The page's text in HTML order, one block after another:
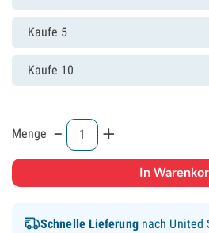
Kaufe 5
Kaufe 10
Menge - +
Schnelle Lieferungnach United